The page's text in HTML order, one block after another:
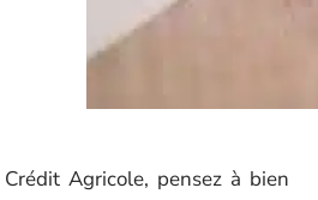
Agricole, pensez à bien